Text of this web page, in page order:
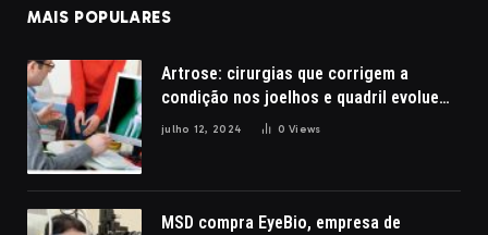
MAIS POPULARES
Artrose: cirurgias que corrigem a
condição nos joelhos e quadril evoluem
com a robótica
julho 12, 2024 0Views
MSD compra EyeBio, empresa de